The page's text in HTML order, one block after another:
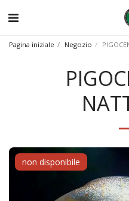
Pagina iniziale Negozio
non disponibile